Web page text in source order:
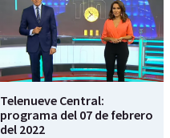
Telenueve Central:
programa del 07 de febrero
del 2022